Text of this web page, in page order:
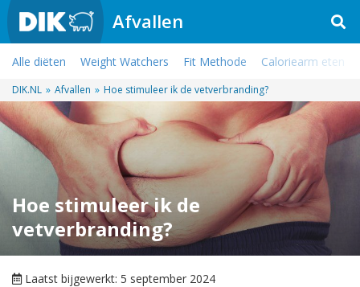
Afvallen
Alle diëten Weight Watchers Fit Methode Caloriearm eten
DIK.NL » Afvallen » Hoe stimuleer ik de vetverbranding?
Hoe stimuleer ik de
vetverbranding?
Laatst bijgewerkt: 5 september 2024